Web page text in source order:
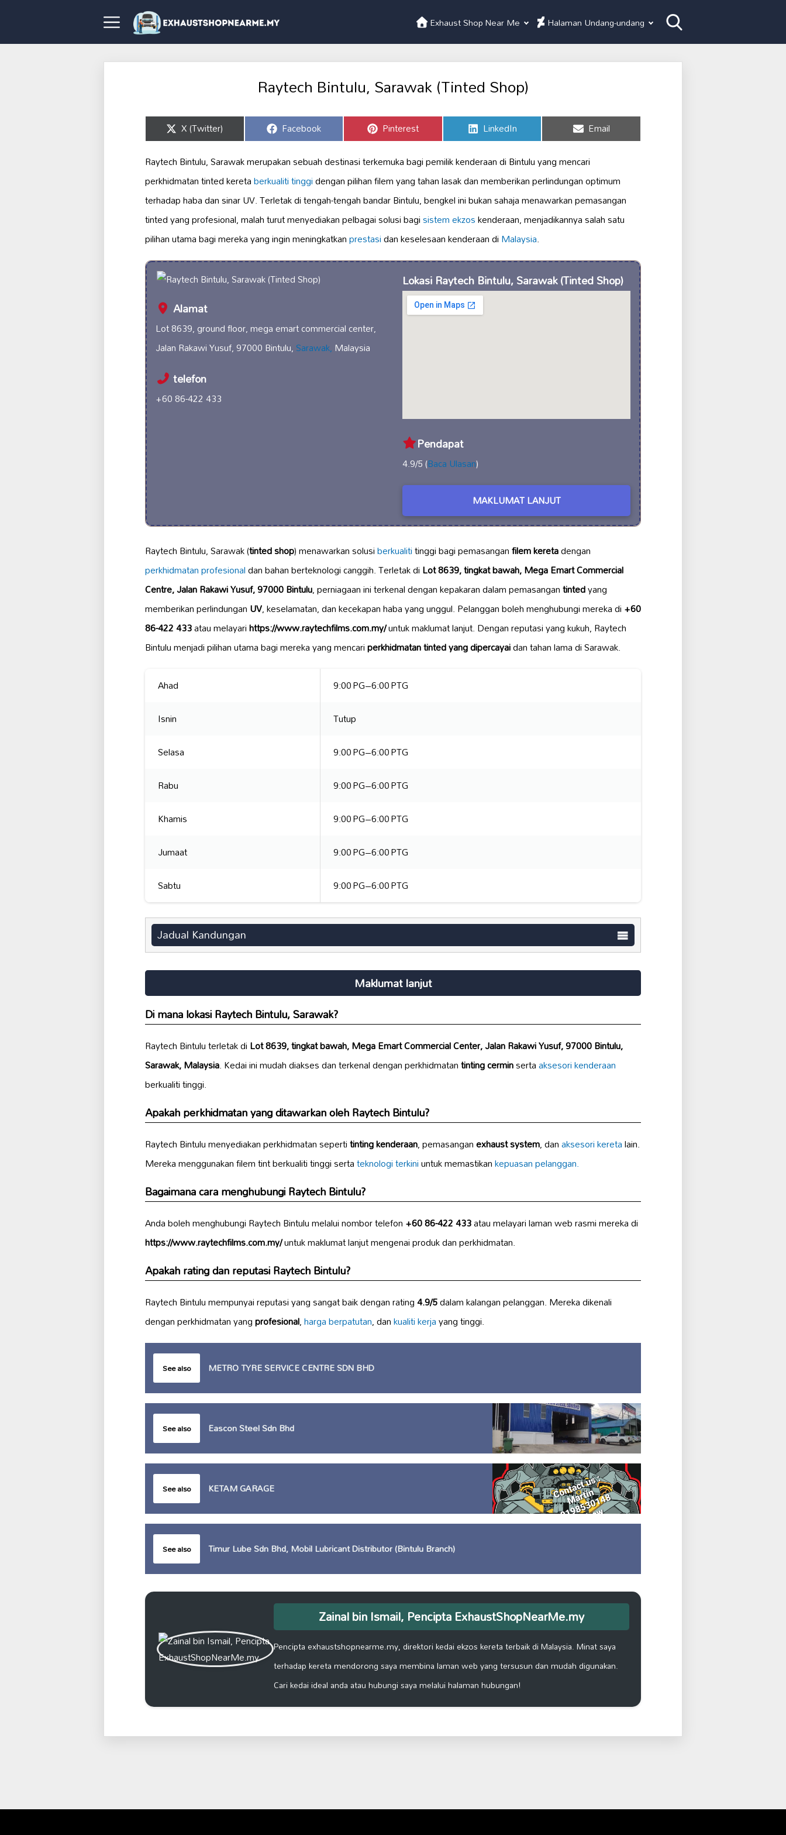
Exhaust Shop Near Me Halaman Undang-undang
Raytech Bintulu, Sarawak (Tinted Shop)
Share
on
X (Twitter) Share
on
Facebook Share
on
Pinterest Share
on
LinkedIn Share
on
Email
Raytech Bintulu, Sarawak merupakan sebuah destinasi terkemuka bagi pemilik kenderaan di Bintulu yang mencari
perkhidmatan tinted keretaberkualiti tinggidengan pilihan filem yang tahan lasak dan memberikan perlindungan optimum
terhadap haba dan sinar UV. Terletak di tengah-tengah bandar Bintulu, bengkel ini bukan sahaja menawarkan pemasangan
tinted yang profesional, malah turut menyediakan pelbagai solusi bagisistem ekzoskenderaan, menjadikannya salah satu
pilihan utama bagi mereka yang ingin meningkatkanprestasidan keselesaan kenderaan diMalaysia.
Alamat
Lot 8639, ground floor, mega emart commercial center,
Jalan Rakawi Yusuf, 97000 Bintulu,Sarawak,Malaysia
telefon
+60 86-422 433
Lokasi Raytech Bintulu, Sarawak (Tinted Shop)
Pendapat
4.9/5 (Baca Ulasan)
MAKLUMAT LANJUT
Raytech Bintulu, Sarawak (tinted shop) menawarkan solusiberkualititinggi bagi pemasanganfilem keretadengan
perkhidmatan profesionaldan bahan berteknologi canggih. Terletak diLot 8639, tingkat bawah, Mega Emart Commercial
Centre, Jalan Rakawi Yusuf, 97000 Bintulu, perniagaan ini terkenal dengan kepakaran dalam pemasangantintedyang
memberikan perlindunganUV, keselamatan, dan kecekapan haba yang unggul. Pelanggan boleh menghubungi mereka di+60
86-422 433atau melayarihttps://www.raytechfilms.com.my/untuk maklumat lanjut. Dengan reputasi yang kukuh, Raytech
Bintulu menjadi pilihan utama bagi mereka yang mencariperkhidmatan tinted yang dipercayaidan tahan lama di Sarawak.
Ahad
9:00 PG–6:00 PTG
Isnin
Tutup
Selasa
9:00 PG–6:00 PTG
Rabu
9:00 PG–6:00 PTG
Khamis
9:00 PG–6:00 PTG
Jumaat
9:00 PG–6:00 PTG
Sabtu
9:00 PG–6:00 PTG
Jadual Kandungan
Maklumat lanjut
Di mana lokasi Raytech Bintulu, Sarawak?
Raytech Bintulu terletak diLot 8639, tingkat bawah, Mega Emart Commercial Center, Jalan Rakawi Yusuf, 97000 Bintulu,
Sarawak, Malaysia. Kedai ini mudah diakses dan terkenal dengan perkhidmatantinting cerminsertaaksesori kenderaan
berkualiti tinggi.
Apakah perkhidmatan yang ditawarkan oleh Raytech Bintulu?
Raytech Bintulu menyediakan perkhidmatan sepertitinting kenderaan, pemasanganexhaust system, danaksesori keretalain.
Mereka menggunakan filem tint berkualiti tinggi sertateknologi terkiniuntuk memastikankepuasan pelanggan.
Bagaimana cara menghubungi Raytech Bintulu?
Anda boleh menghubungi Raytech Bintulu melalui nombor telefon+60 86-422 433atau melayari laman web rasmi mereka di
https://www.raytechfilms.com.my/untuk maklumat lanjut mengenai produk dan perkhidmatan.
Apakah rating dan reputasi Raytech Bintulu?
Raytech Bintulu mempunyai reputasi yang sangat baik dengan rating4.9/5dalam kalangan pelanggan. Mereka dikenali
dengan perkhidmatan yangprofesional,harga berpatutan, dankualiti kerjayang tinggi.
See also METRO TYRE SERVICE CENTRE SDN BHD
See also Eascon Steel Sdn Bhd
See also KETAM GARAGE
See also Timur Lube Sdn Bhd, Mobil Lubricant Distributor (Bintulu Branch)
Zainal bin Ismail, Pencipta ExhaustShopNearMe.my
Pencipta exhaustshopnearme.my, direktori kedai ekzos kereta terbaik di Malaysia. Minat saya
terhadap kereta mendorong saya membina laman web yang tersusun dan mudah digunakan.
Cari kedai ideal anda atau hubungi saya melalui halaman hubungan!